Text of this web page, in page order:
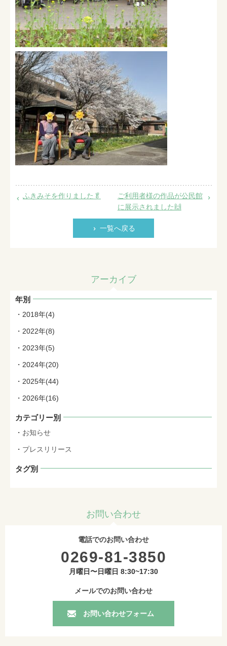
ふきみそを作りました🥬
一覧へ戻る
ご利用者様の作品が公民館
に展示されました🙌
アーカイブ
年別
2018年(4)
2022年(8)
2023年(5)
2024年(20)
2025年(44)
2026年(16)
カテゴリー別
お知らせ
プレスリリース
タグ別
お問い合わせ
電話でのお問い合わせ
0269-81-3850
月曜日〜日曜日 8:30~17:30
メールでのお問い合わせ
お問い合わせフォーム